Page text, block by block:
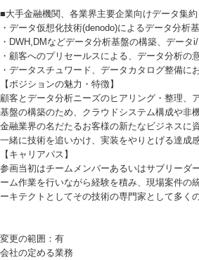
■大手金融機関、各業界主要企業向けデータ集
・データ仮想化技術(denodo)によるデータ分析
・DWH,DMなどデータ分析基盤の構築、データ
・顧客へのプリセールスによる、データ分析
・データスチュワード、データカタログ整備
【ポジションの魅力・特徴】
顧客とデータ分析ニーズのヒアリング・整理、
基盤の構築のため、クラウドシステム構成や非
金融業界の名だたるお客様の新たなビジネスに
一緒に技術を追いかけ、実装をやりとげる達成
【キャリアパス】
参画当初はチームメンバーあるいはサブリーダ
ーム作業を行いながら経験を積み、現場案件の
ーキテクトとしてその技術の専門家として多く
変更の範囲：有
会社の定める業務